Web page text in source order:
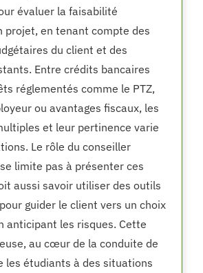
évaluer la faisabilité
projet, en tenant compte des
du client et des
Entre crédits bancaires
réglementés comme le PTZ,
ou avantages fiscaux, les
et leur pertinence varie
Le rôle du conseiller
limite pas à présenter ces
aussi savoir utiliser des outils
guider le client vers un choix
anticipant les risques. Cette
au cœur de la conduite de
les étudiants à des situations